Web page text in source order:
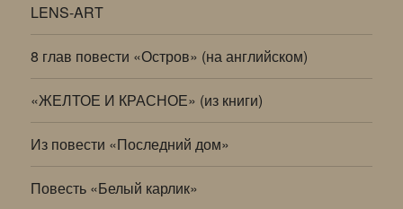
LENS-ART
8 глав повести «Остров» (на английском)
«ЖЕЛТОЕ И КРАСНОЕ» (из книги)
Из повести «Последний дом»
Повесть «Белый карлик»